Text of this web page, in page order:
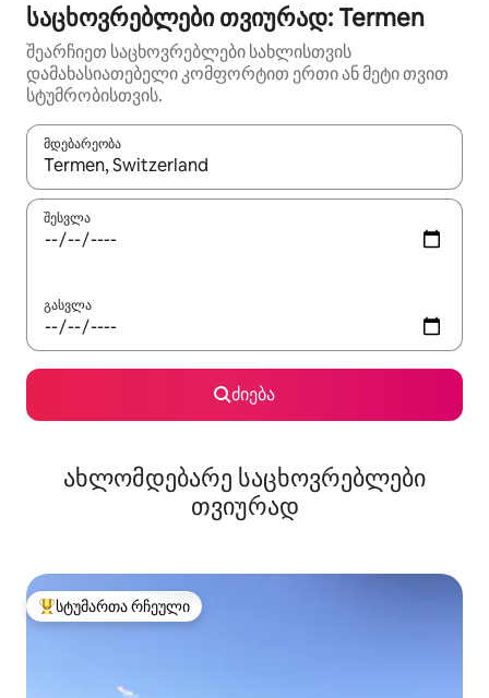
საცხოვრებლები თვიურად: Termen
შეარჩიეთ საცხოვრებლები სახლისთვის
დამახასიათებელი კომფორტით ერთი ან მეტი თვით
სტუმრობისთვის.
მდებარეობა
როცა შედეგები ხელმისაწვდომი გახდება, ნავიგაციისთვის
შესვლა
გასვლა
ძიება
ახლომდებარე საცხოვრებლები
თვიურად
სტუმართა რჩეული მოწინავე ვარიანტი
სტუმართა რჩეული